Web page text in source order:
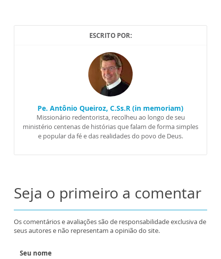
ESCRITO POR:
Pe. Antônio Queiroz, C.Ss.R (in memoriam)
Missionário redentorista, recolheu ao longo de seu
ministério centenas de histórias que falam de forma simples
e popular da fé e das realidades do povo de Deus.
Seja o primeiro a comentar
Os comentários e avaliações são de responsabilidade exclusiva de
seus autores e não representam a opinião do site.
Seu nome